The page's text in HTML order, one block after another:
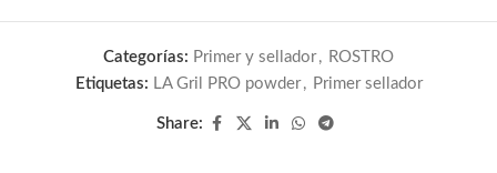
Categorías: Primer y sellador , ROSTRO
Etiquetas: LA Gril PRO powder , Primer sellador
Share: